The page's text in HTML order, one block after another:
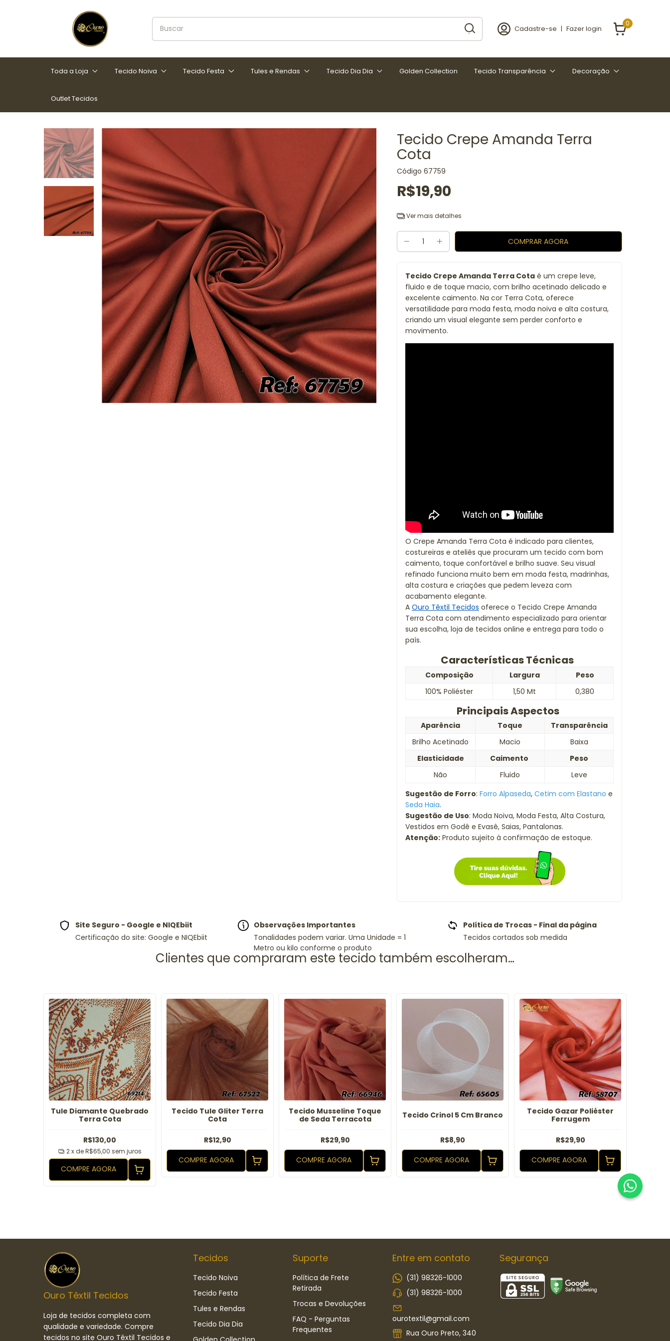
Cadastre-se | Fazer login
0
Toda a Loja Tecido Noiva Tecido Festa Tules e Rendas Tecido Dia Dia Golden Collection Tecido Transparência Decoração
Outlet Tecidos
Tecido Crepe Amanda Terra
Cota
Código 67759
R$19,90
Ver mais detalhes
Tecido Crepe Amanda Terra Cota é um crepe leve,
fluido e de toque macio, com brilho acetinado delicado e
excelente caimento. Na cor Terra Cota, oferece
versatilidade para moda festa, moda noiva e alta costura,
criando um visual elegante sem perder conforto e
movimento.
O Crepe Amanda Terra Cota é indicado para clientes,
costureiras e ateliês que procuram um tecido com bom
caimento, toque confortável e brilho suave. Seu visual
refinado funciona muito bem em moda festa, madrinhas,
alta costura e criações que pedem leveza com
acabamento elegante.
A Ouro Têxtil Tecidos oferece o Tecido Crepe Amanda
Terra Cota com atendimento especializado para orientar
sua escolha, loja de tecidos online e entrega para todo o
país.
Características Técnicas
Composição Largura
Peso
100% Poliéster
1,50 Mt 0,380
Principais Aspectos
Aparência Toque
Transparência
Brilho Acetinado
Macio
Baixa
Elasticidade
Caimento
Peso
Não
Fluido
Leve
Sugestão de Forro: Forro Alpaseda, Cetim com Elastano e
Seda Haia.
Sugestão de Uso: Moda Noiva, Moda Festa, Alta Costura,
Vestidos em Godê e Evasê, Saias, Pantalonas.
Atenção: Produto sujeito à confirmação de estoque.
Site Seguro - Google e NIQEbiit
Certificação do site: Google e NIQEbiit
Observações Importantes
Tonalidades podem variar. Uma Unidade = 1
Metro ou kilo conforme o produto
Política de Trocas - Final da página
Tecidos cortados sob medida
Tule Diamante Quebrado
Terra Cota
R$130,00
2 x deR$65,00 sem juros
COMPRE AGORA
Tecido Tule Gliter Terra
Cota
R$12,90
COMPRE AGORA
Tecido Musseline Toque
de Seda Terracota
R$29,90
COMPRE AGORA
Tecido Crinol 5 Cm Branco
R$8,90
COMPRE AGORA
Tecido Gazar Poliéster
Ferrugem
R$29,90
COMPRE AGORA
Ouro Têxtil Tecidos
Loja de tecidos completa com
qualidade e variedade. Compre
tecidos no site Ouro Têxtil Tecidos e
Tecidos
Tecido Noiva
Tecido Festa
Tules e Rendas
Tecido Dia Dia
Suporte
Política de Frete
Retirada
Trocas e Devoluções
FAQ - Perguntas
Frequentes
Entre em contato
(31) 98326-1000
(31) 98326-1000
ourotextil@gmail.com
Rua Ouro Preto, 340
Segurança